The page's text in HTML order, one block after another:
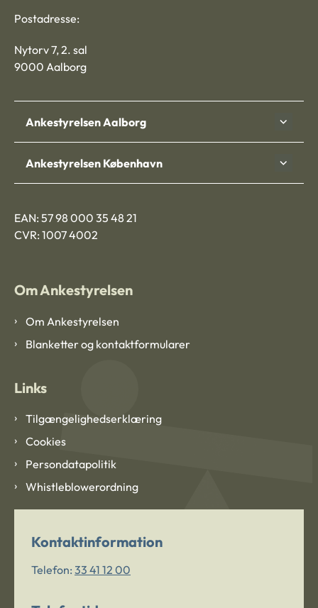
Postadresse:
Nytorv 7, 2. sal
9000 Aalborg
Ankestyrelsen Aalborg
Ankestyrelsen København
EAN: 57 98 000 35 48 21
CVR: 1007 4002
Om Ankestyrelsen
Om Ankestyrelsen
Blanketter og kontaktformularer
Links
Tilgængelighedserklæring
Cookies
Persondatapolitik
Whistleblowerordning
Kontaktinformation
Telefon: 33 41 12 00